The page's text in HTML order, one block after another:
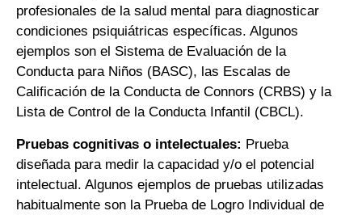
profesionales de la salud mental para diagnosticar
condiciones psiquiátricas específicas. Algunos
ejemplos son el Sistema de Evaluación de la
Conducta para Niños (BASC), las Escalas de
Calificación de la Conducta de Connors (CRBS) y la
Lista de Control de la Conducta Infantil (CBCL).
Pruebas cognitivas o intelectuales: Prueba
diseñada para medir la capacidad y/o el potencial
intelectual. Algunos ejemplos de pruebas utilizadas
habitualmente son la Prueba de Logro Individual de